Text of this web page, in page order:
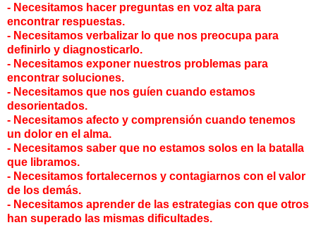
- Necesitamos hacer preguntas en voz alta para
encontrar respuestas.
- Necesitamos verbalizar lo que nos preocupa para
definirlo y diagnosticarlo.
- Necesitamos exponer nuestros problemas para
encontrar soluciones.
- Necesitamos que nos guíen cuando estamos
desorientados.
- Necesitamos afecto y comprensión cuando tenemos
un dolor en el alma.
- Necesitamos saber que no estamos solos en la batalla
que libramos.
- Necesitamos fortalecernos y contagiarnos con el valor
de los demás.
- Necesitamos aprender de las estrategias con que otros
han superado las mismas dificultades.